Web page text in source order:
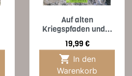
Auf alten
Kriegspfaden und...
Preis
19,99 €

Warenkorb